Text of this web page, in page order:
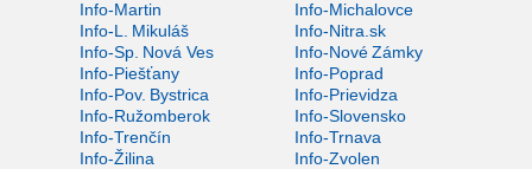
Info-Martin
Info-Michalovce
Info-L. Mikuláš
Info-Nitra.sk
Info-Sp. Nová Ves
Info-Nové Zámky
Info-Piešťany
Info-Poprad
Info-Pov. Bystrica
Info-Prievidza
Info-Ružomberok
Info-Slovensko
Info-Trenčín
Info-Trnava
Info-Žilina
Info-Zvolen